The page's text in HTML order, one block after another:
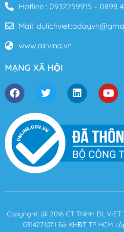
Hotline : 0932259915 – 0898
Mail:
www.airvina.vn
MẠNG XÃ HỘI
Copyright: @ 2016 CT TNHH DL
0314271071 Sở KHĐT TP HCM